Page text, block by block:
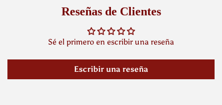
Reseñas de Clientes
Sé el primero en escribir una reseña
Escribir una reseña